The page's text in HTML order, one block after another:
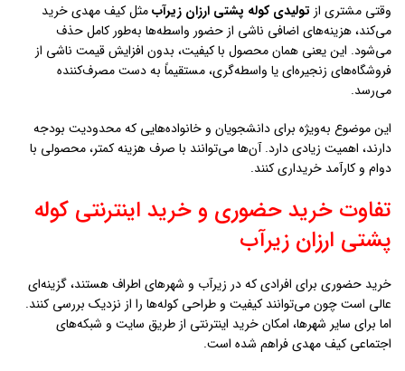
وقتی مشتری از تولیدی کوله پشتی ارزان زيرآبمثل کیف مهدی خرید
می‌کند، هزینه‌های اضافی ناشی از حضور واسطه‌ها به‌طور کامل حذف
می‌شود. این یعنی همان محصول با کیفیت، بدون افزایش قیمت ناشی از
فروشگاه‌های زنجیره‌ای یا واسطه‌گری، مستقیماً به دست مصرف‌کننده
می‌رسد.
این موضوع به‌ویژه برای دانشجویان و خانواده‌هایی که محدودیت بودجه
دارند، اهمیت زیادی دارد. آن‌ها می‌توانند با صرف هزینه کمتر، محصولی با
دوام و کارآمد خریداری کنند.
تفاوت خرید حضوری و خرید اینترنتی کوله
پشتی ارزان زيرآب
خرید حضوری برای افرادی که در زيرآب و شهرهای اطراف هستند، گزینه‌ای
عالی است چون می‌توانند کیفیت و طراحی کوله‌ها را از نزدیک بررسی کنند.
اما برای سایر شهرها، امکان خرید اینترنتی از طریق سایت و شبکه‌های
اجتماعی کیف مهدی فراهم شده است.